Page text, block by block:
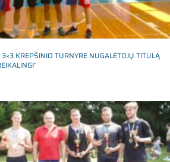
KREPŠINIO TURNYRE NUGALĖTOJŲ TITULĄ